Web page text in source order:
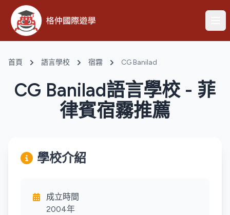
首頁 語言學校 宿霧 CG Banilad
CG Banilad語言學校 - 菲
律賓宿霧推薦
學校介紹
成立時間
2004年